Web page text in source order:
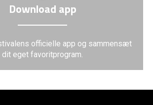
Download app
officielle app og sammensæt
dit eget favoritprogram.